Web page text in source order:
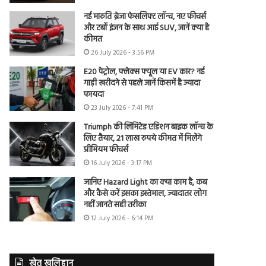
नई मारुति ब्रेजा फेसलिफ्ट लॉन्च, नए फीचर्स
और टर्बो इंजन के साथ आई SUV, जानें क्या है
कीमत
26 July 2026 - 3:56 PM
E20 पेट्रोल, फ्लेक्स फ्यूल या EV कार? नई
गाड़ी खरीदने से पहले जानें किसमें है ज्यादा
फायदा
23 July 2026 - 7:41 PM
Triumph की लिमिटेड एडिशन बाइक लॉन्च के
लिए तैयार, 21 लाख रुपये कीमत में मिलेंगे
प्रीमियम फीचर्स
16 July 2026 - 3:17 PM
जानिए Hazard Light का क्या काम है, कब
और कैसे करें इसका इस्तेमाल, ज्यादातर लोग
नहीं जानते सही तरीका
12 July 2026 - 6:14 PM